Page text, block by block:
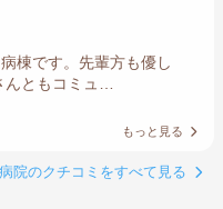
棟です。先輩方も優し
んともコミュ…
もっと見る
病院のクチコミをすべて見る